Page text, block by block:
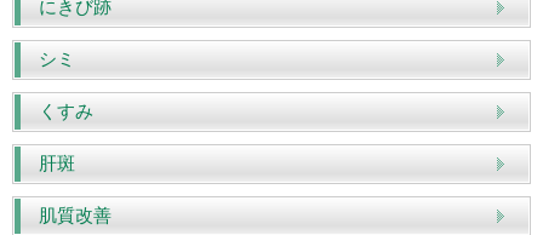
にきび跡
シミ
くすみ
肝斑
肌質改善